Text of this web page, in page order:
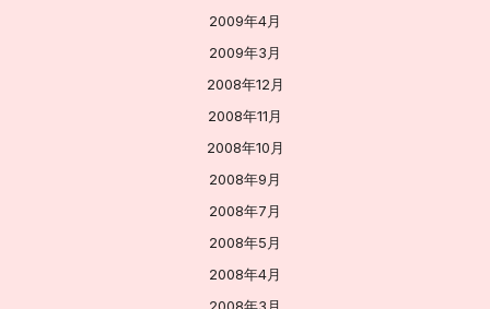
2009年4月
2009年3月
2008年12月
2008年11月
2008年10月
2008年9月
2008年7月
2008年5月
2008年4月